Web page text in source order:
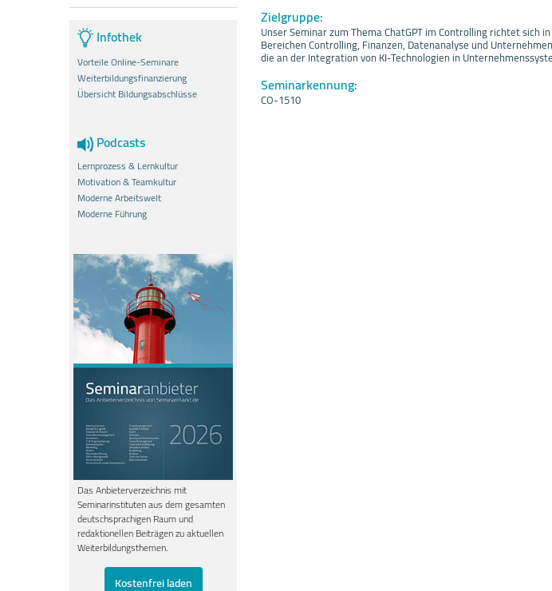
Infothek
Vorteile Online-Seminare
Weiterbildungsfinanzierung
Übersicht Bildungsabschlüsse
Podcasts
Lernprozess & Lernkultur
Motivation & Teamkultur
Moderne Arbeitswelt
Moderne Führung
Das Anbieterverzeichnis mit
Seminarinstituten aus dem gesamten
deutschsprachigen Raum und
redaktionellen Beiträgen zu aktuellen
Weiterbildungsthemen.
Kostenfrei laden
Zielgruppe:
Unser Seminar zum Thema ChatGPT im Controlling richtet sich
Bereichen Controlling, Finanzen, Datenanalyse und
die an der Integration von KI-Technologien in
Seminarkennung:
CO-1510